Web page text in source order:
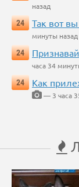
назад
24
Так вот
минуты назад
24
часа 34
24
Как
— 3 часа